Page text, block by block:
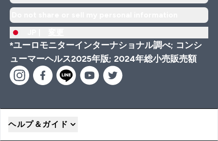
*ユーロモニターインターナショナル調べ; コンシ
ューマーヘルス2025年版; 2024年総小売販売額
ヘルプ＆ガイド